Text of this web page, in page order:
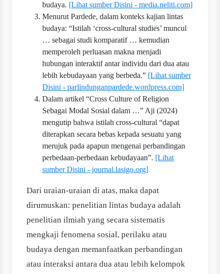
budaya. [Lihat sumber Disini - media.neliti.com]
Menurut Pardede, dalam konteks kajian lintas
budaya: “Istilah ‘cross-cultural studies’ muncul
… sebagai studi komparatif … kemudian
memperoleh perluasan makna menjadi
hubungan interaktif antar individu dari dua atau
lebih kebudayaan yang berbeda.” [Lihat sumber
Disini - parlindunganpardede.wordpress.com]
Dalam artikel “Cross Culture of Religion
Sebagai Modal Sosial dalam …” Aji (2024)
mengutip bahwa istilah cross-cultural “dapat
diterapkan secara bebas kepada sesuatu yang
merujuk pada apapun mengenai perbandingan
perbedaan‐perbedaan kebudayaan”. [Lihat
sumber Disini - journal.lasigo.org]
Dari uraian‐uraian di atas, maka dapat
dirumuskan: penelitian lintas budaya adalah
penelitian ilmiah yang secara sistematis
mengkaji fenomena sosial, perilaku atau
budaya dengan memanfaatkan perbandingan
atau interaksi antara dua atau lebih kelompok